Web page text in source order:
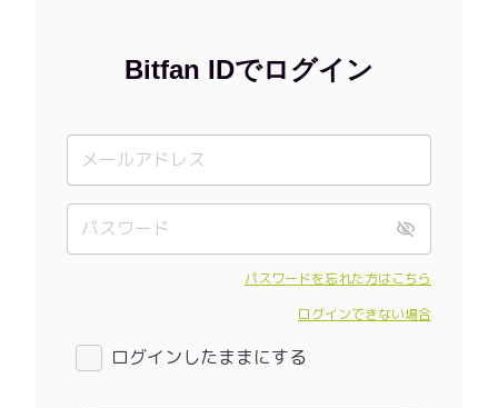
Bitfan IDでログイン
パスワードを忘れた方はこちら
ログインできない場合
ログインしたままにする